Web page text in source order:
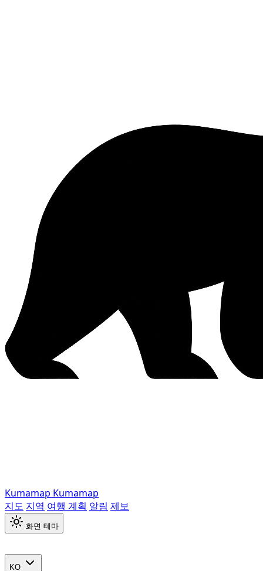
Kumamap Kumamap
지도 지역 여행 계획 알림 제보
화면 테마
KO